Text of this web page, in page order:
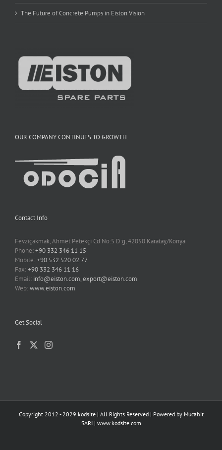
The Future of Concrete Pumps in Eiston Vision
OUR COMPANY CONTINUES TO GROWTH.
Contact Info
Fevziçakmak, Ahmet Petekçi Cd No:5 D:g, 42050 Karatay/Konya
Phone:+90 332 346 11 15
Mobile:+90 532 520 02 77
Fax:+90 332 346 11 16
Email: info@eiston.com, export@eiston.com
Web:www.eiston.com
Get Social
Copyright 2012 - 2029 kodsite | All Rights Reserved | Powered by Mucahit
SARI| www.kodsite.com